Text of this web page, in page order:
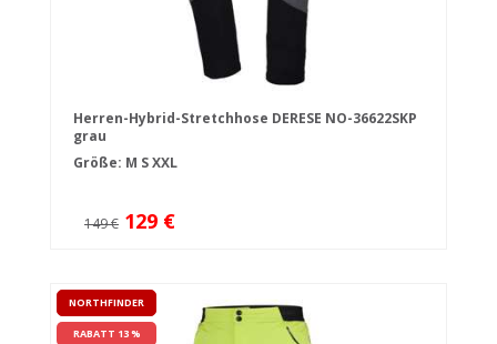
Herren-Hybrid-Stretchhose DERESE NO-36622SKP
grau
Größe: M SXXL
149 € 129 €
NORTHFINDER
RABATT 13 %